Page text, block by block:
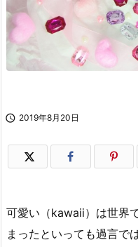
 2019年8月20日
可愛い（kawaii）は世界
まったといっても過言で